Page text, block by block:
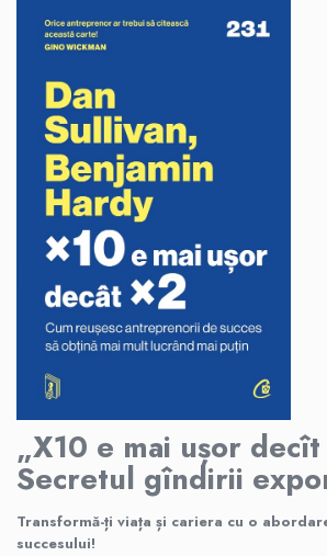
„X10 e mai ușor
Secretul gîndirii
Transformă-ți viața și cariera cu o
succesului!